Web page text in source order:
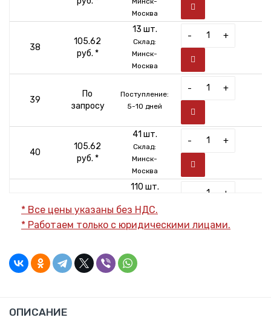
Москва
38
105.62
руб. *
13 шт.
Склад:
Минск-
Москва
- +
39
По
запросу
Поступление:
5-10 дней
- +
40
105.62
руб. *
41 шт.
Склад:
Минск-
Москва
- +
41
руб. *
110 шт.
Минск-
Москва
+
42
105.62
руб. *
Минск-
43
* Все цены указаны без НДС.
* Работаем только с юридическими лицами.
ОПИСАНИЕ